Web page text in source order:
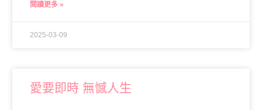
閱讀更多 »
2025-03-09
愛要即時 無憾人生